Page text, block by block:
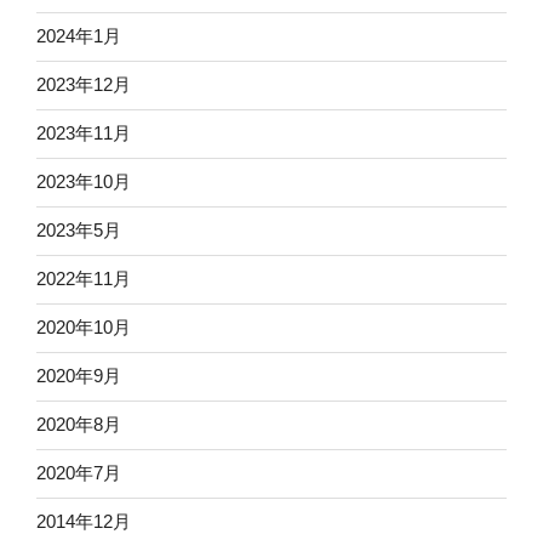
2024年1月
2023年12月
2023年11月
2023年10月
2023年5月
2022年11月
2020年10月
2020年9月
2020年8月
2020年7月
2014年12月